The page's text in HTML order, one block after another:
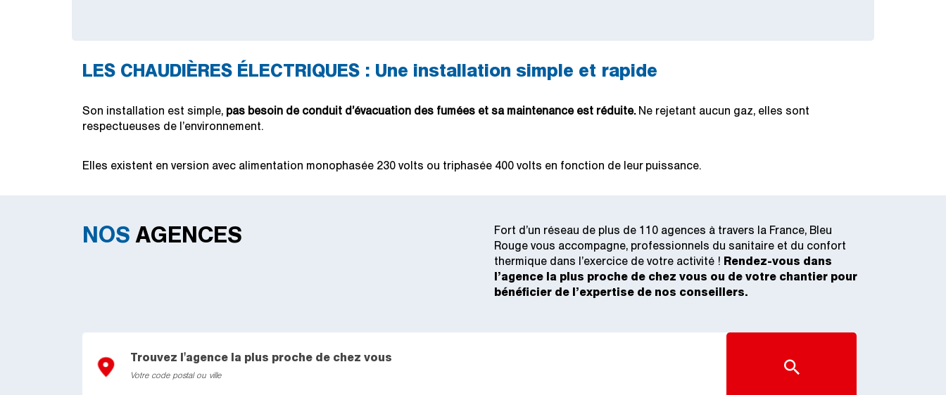
LES CHAUDIÈRES ÉLECTRIQUES : Une installation simple et rapide
Son installation est simple, pas besoin de conduit d’évacuation des fumées et sa maintenance est réduite.Ne rejetant aucun gaz, elles sont
respectueuses de l’environnement.
Elles existent en version avec alimentation monophasée 230 volts ou triphasée 400 volts en fonction de leur puissance.
NOS AGENCES
Fort d’un réseau de plus de 110 agences à travers la France, Bleu
Rouge vous accompagne, professionnels du sanitaire et du confort
thermique dans l’exercice de votre activité ! Rendez-vous dans
l’agence la plus proche de chez vous ou de votre chantier pour
bénéficier de l’expertise de nos conseillers.
Trouvez l'agence la plus proche de chez vous